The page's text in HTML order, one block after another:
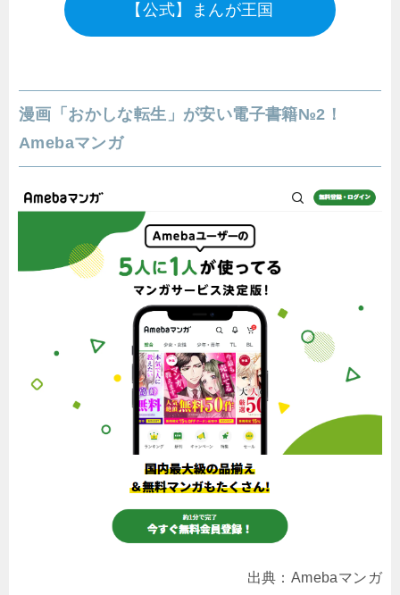
【公式】まんが王国
漫画「おかしな転生」が安い電子書籍№2！
Amebaマンガ
出典：Amebaマンガ